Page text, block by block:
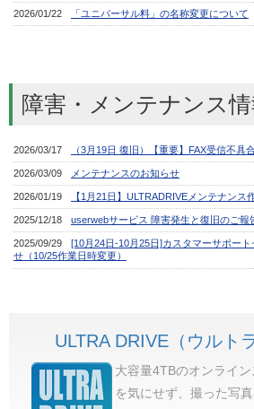
障害・メンテナンス情
ULTRA DRIVE（ウルト
大容量4TBのオンライ
を気にせず、撮った写